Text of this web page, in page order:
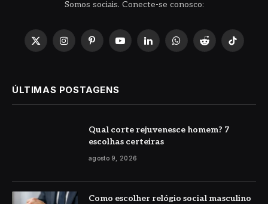
Somos sociais. Conecte-se conosco:
X
InstagramPinterestYouTubeLinkedInWhatsApp
Reddit TikTok
ÚLTIMAS POSTAGENS
Qual corte rejuvenesce homem? 7
escolhas certeiras
agosto 9, 2026
Como escolher relógio social masculino